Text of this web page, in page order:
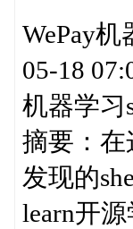
WePay
05-18
机器学习
摘要：在
发现的
learn开